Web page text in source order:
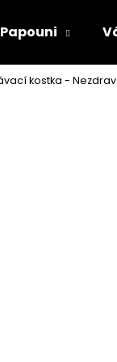
Papouni
kostka -